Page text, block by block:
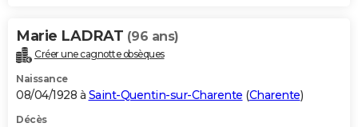
Marie LADRAT (96 ans)
Créer une cagnotte obsèques
Naissance
08/04/1928 à Saint-Quentin-sur-Charente (Charente)
Décès